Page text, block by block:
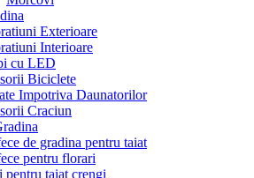
Exterioare
Interioare
cu LED
Biciclete
Impotriva Daunatorilor
Craciun
de gradina pentru taiat
pentru florari
pentru taiat crengi